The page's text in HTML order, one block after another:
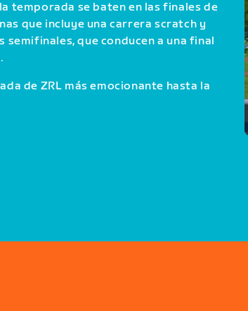
temporada se baten en las finales de
que incluye una carrera scratch y
que conducen a una final
de ZRL más emocionante hasta la